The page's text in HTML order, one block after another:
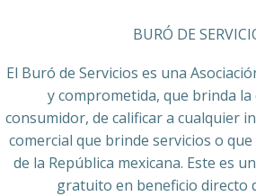
BURÓ DE
El Buró de Servicios es una
y comprometida, que brinda
consumidor, de calificar a cualquier
comercial que brinde servicios o
de la República mexicana. Este es
gratuito en beneficio directo